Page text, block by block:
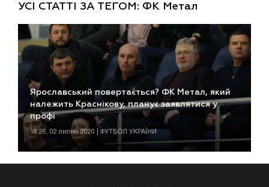
УСІ СТАТТІ ЗА ТЕГОМ: ФК Метал
Ярославський повертається? ФК Метал, який
належить Краснікову, планує заявлятися у
профі
18:26, 02 липня 2020 | ФУТБОЛ УКРАЇНИ